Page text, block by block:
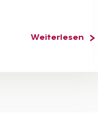
Weiterlesen